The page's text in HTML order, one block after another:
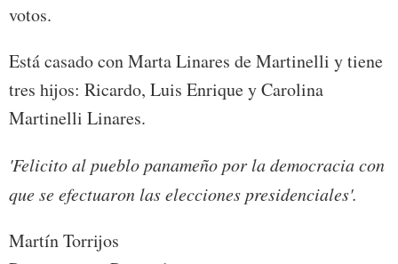
votos.
Está casado con Marta Linares de Martinelli y tiene
tres hijos: Ricardo, Luis Enrique y Carolina
Martinelli Linares.
'Felicito al pueblo panameño por la democracia con
que se efectuaron las elecciones presidenciales'.
Martín Torrijos